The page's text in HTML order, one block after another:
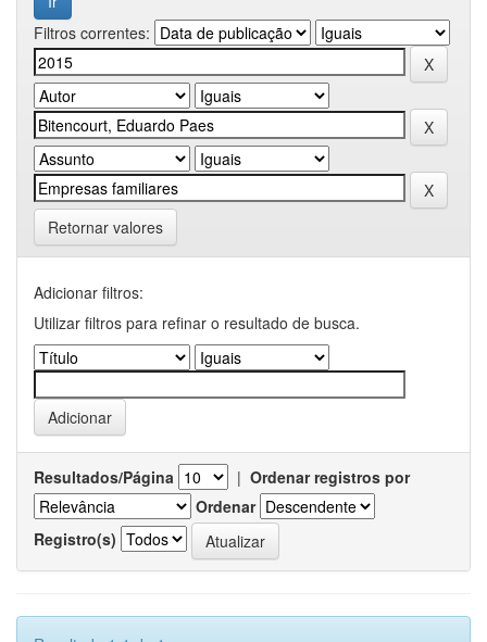
Filtros correntes:
Retornar valores
Adicionar filtros:
Utilizar filtros para refinar o resultado de busca.
Resultados/Página | Ordenar registros por
Ordenar
Registro(s)